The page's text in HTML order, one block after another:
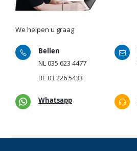
We helpen u graag
Bellen
NL035 623 4477
BE 03 226 5433
Whatsapp